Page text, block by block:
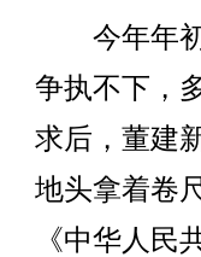
今年年初
争执不下，
求后，董建
地头拿着卷
《中华人民